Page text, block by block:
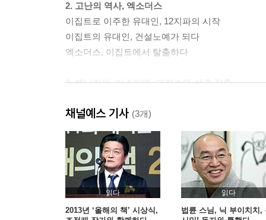
2. 고난의 역사, 엑소더스
이집트로 이주한 유대인, 12지파의 시작
이집트의 유대인, 건설노예가 되다
엑소더스, 이집트에서 탈출하다
3. 페니키아, 이스라엘, 그리스의 상권 각축
이스라엘, 그리스보다 빠른 민주주의 국가 건설
다윗 시대, 부국강병의 기술을 마련하다
솔로몬 시대, 이스라엘 최고의 전성기
솔로몬 이후, 왕국이 둘로 갈라지다
그리스, 해상무역에 뛰어든 후발주자
아테네 은화, 기축통화 되다
솔론의 개혁, 민주주의와 토지사유제
채널예스 기사 (3개)
읽다
2013년 ‘올해의 책’ 시상식,
읽다
법륜 스님, 닉 부이치치,